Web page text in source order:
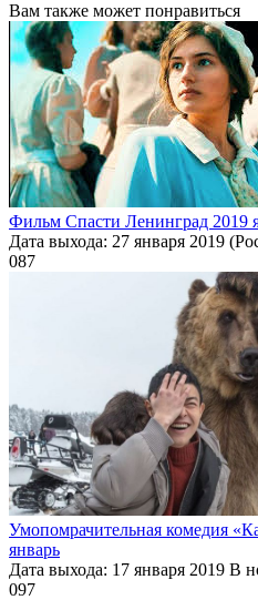
Вам также может понравиться
Фильм Спасти Ленинград 2019
Дата выхода: 27 января 2019
087
Умопомрачительная комедия
январь
Дата выхода: 17 января 2019 В
097